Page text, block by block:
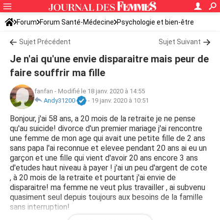
Forum Forum Santé-Médecine Psychologie et bien-être
Sujet Précédent Sujet Suivant
Je n'ai qu'une envie disparaitre mais peur de
faire souffrir ma fille
fanfan - Modifié le 18 janv. 2020 à 14:55
Andy31200
- 19 janv. 2020 à 10:51
Bonjour, j'ai 58 ans, a 20 mois de la retraite je ne pense
qu'au suicide! divorce d'un premier mariage j'ai rencontre
une femme de mon age qui avait une petite fille de 2 ans
sans papa l'ai reconnue et elevee pendant 20 ans ai eu un
garçon et une fille qui vient d'avoir 20 ans encore 3 ans
d'etudes haut niveau à payer ! j'ai un peu d'argent de cote
, à 20 mois de la retraite et pourtant j'ai envie de
disparaitre! ma femme ne veut plus travailler , ai subvenu
quasiment seul depuis toujours aux besoins de la famille
sans interruption!